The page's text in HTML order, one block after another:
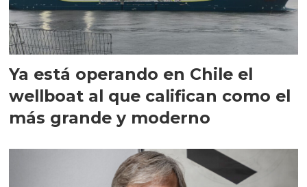
Ya está operando en Chile el
wellboat al que califican como el
más grande y moderno